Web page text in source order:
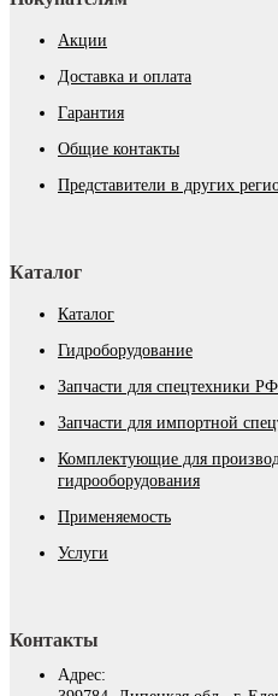
Акции
Доставка и оплата
Гарантия
Общие контакты
Представители в других
Каталог
Каталог
Гидроборудование
Запчасти для спецтехники
Запчасти для импортной
Комплектующие для
гидрооборудования
Применяемость
Услуги
Контакты
Адрес: